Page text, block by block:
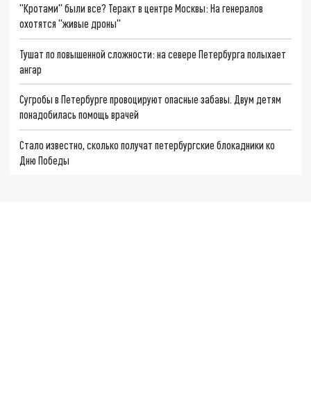
"Кротами" были все? Теракт в центре Москвы: На генералов
охотятся "живые дроны"
Тушат по повышенной сложности: на севере Петербурга полыхает
ангар
Сугробы в Петербурге провоцируют опасные забавы. Двум детям
понадобилась помощь врачей
Стало известно, сколько получат петербургские блокадники ко
Дню Победы